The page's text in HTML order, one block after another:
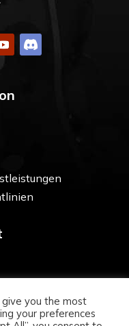
you the most
your preferences